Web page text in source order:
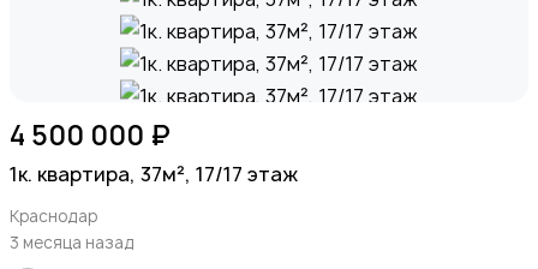
4 500 000 ₽
1к. квартира, 37м², 17/17 этаж
Краснодар
3 месяца назад